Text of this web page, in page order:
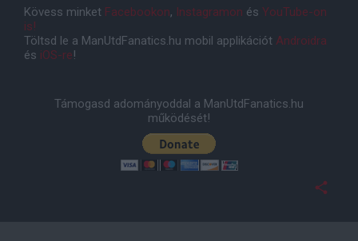
Kövess minket Facebookon, Instagramon és YouTube-on
is!
Töltsd le a ManUtdFanatics.hu mobil applikációt Androidra
és iOS-re!
Támogasd adományoddal a ManUtdFanatics.hu
működését!